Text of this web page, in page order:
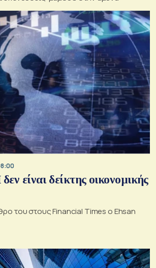
είναι δείκτης οικονομικής
του στους Financial Times ο Ehsan